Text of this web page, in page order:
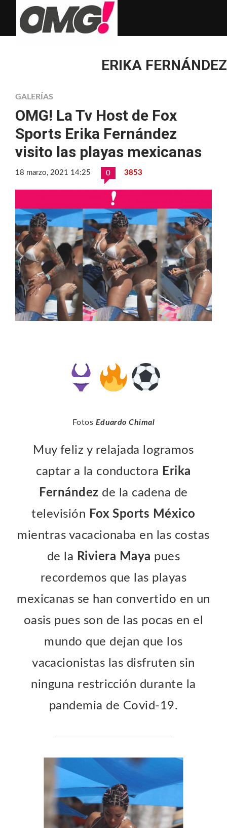
ERIKA FERNÁNDEZ
GALERÍAS
OMG! La Tv Host de Fox
Sports Erika Fernández
visito las playas mexicanas
18 marzo, 2021 14:25 0 3853
Fotos Eduardo Chimal
Muy feliz y relajada logramos
captar a la conductora Erika
Fernández de la cadena de
televisión Fox Sports México
mientras vacacionaba en las costas
de la Riviera Maya pues
recordemos que las playas
mexicanas se han convertido en un
oasis pues son de las pocas en el
mundo que dejan que los
vacacionistas las disfruten sin
ninguna restricción durante la
pandemia de Covid-19.